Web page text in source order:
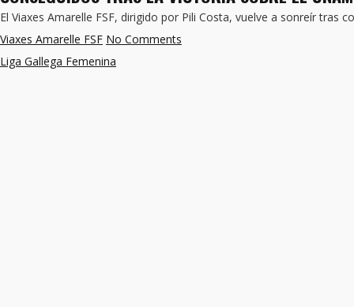
El Viaxes Amarelle FSF, dirigido por Pili Costa, vuelve a sonreír tras
Viaxes Amarelle FSF No Comments
Liga Gallega Femenina